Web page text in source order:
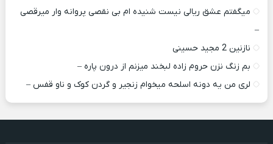
میگفتم عشق ریالی نیست شنیده ام بی نقصی پروانه وار میرقصی
–
نازنین 2 مجید حسینی
بم زنگ نزن حروم زاده لبخند میزنم از درون پاره –
لری من یه دونه اسلحه میخوام زﻧﺠﻴﺮ و ﮔﺮدن ﻛﻮک و ﻧﺎو ﻗﻔﺲ –